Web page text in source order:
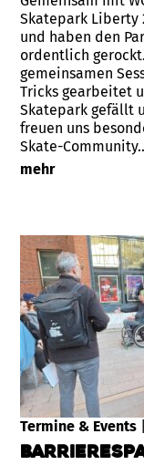
Skatepark Liberty
und haben den
ordentlich
gemeinsamen
Tricks gearbeitet
Skatepark gefällt
freuen uns
Skate-
mehr
Termine & Events